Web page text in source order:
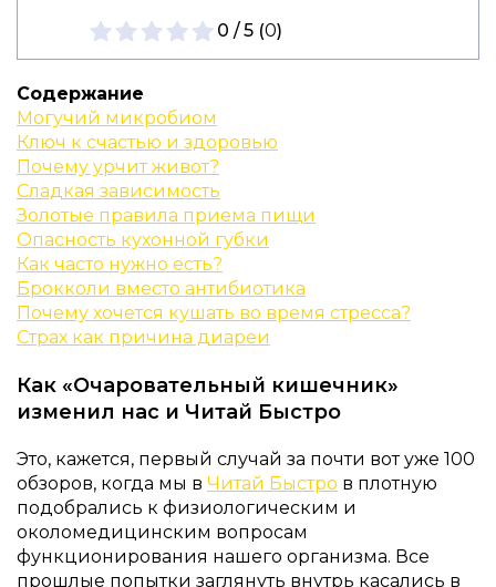
0 / 5 (0)
Содержание
Могучий микробиом
Ключ к счастью и здоровью
Почему урчит живот?
Сладкая зависимость
Золотые правила приема пищи
Опасность кухонной губки
Как часто нужно есть?
Брокколи вместо антибиотика
Почему хочется кушать во время стресса?
Страх как причина диареи
Как «Очаровательный кишечник»
изменил нас и Читай Быстро
Это, кажется, первый случай за почти вот уже 100
обзоров, когда мы в Читай Быстро в плотную
подобрались к физиологическим и
околомедицинским вопросам
функционирования нашего организма. Все
прошлые попытки заглянуть внутрь касались в